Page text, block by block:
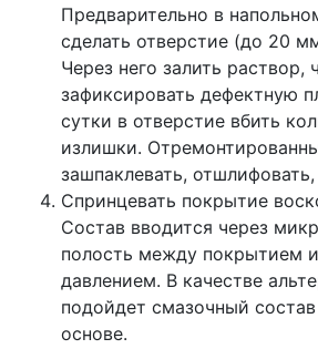
Предварительно в
сделать отверстие (до 20
Через него залить раствор,
зафиксировать дефектную
сутки в отверстие вбить
излишки.
зашпаклевать,
Спринцевать покрытие
Состав вводится через
полость между покрытием
давлением. В качестве
подойдет смазочный
основе.